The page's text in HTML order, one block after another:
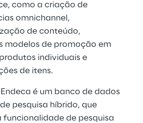
como a criação de
omnichannel,
de conteúdo,
modelos de promoção em
individuais e
de itens.
é um banco de dados
pesquisa híbrido, que
funcionalidade de pesquisa